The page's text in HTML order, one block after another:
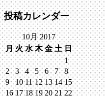
投稿カレンダー
10月 2017
月 火 水 木 金 土 日
1
2
3 4 5 6 7
8
9
10 11 12 13 14 15
16 17 18 19 20 21 22